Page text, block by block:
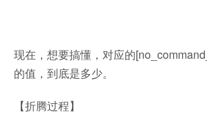
现在，想要搞懂，对应的
的值，到底是多少。
【折腾过程】